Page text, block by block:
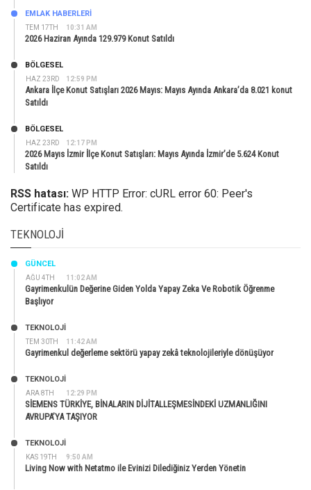
TEM 17TH 10:31 AM
EMLAK HABERLERI
2026 Haziran Ayında 129.979 Konut Satıldı
HAZ 23RD 12:59 PM
BÖLGESEL
Ankara İlçe Konut Satışları 2026 Mayıs: Mayıs Ayında Ankara’da 8.021 konut
Satıldı
HAZ 23RD 12:17 PM
BÖLGESEL
2026 Mayıs İzmir İlçe Konut Satışları: Mayıs Ayında İzmir’de 5.624 Konut
Satıldı
RSS hatası: WP HTTP Error: cURL error 60: Peer's
Certificate has expired.
TEKNOLOJI
AĞU 4TH 11:02 AM
GÜNCEL
Gayrimenkulün Değerine Giden Yolda Yapay Zeka Ve Robotik Öğrenme
Başlıyor
TEM 30TH 11:42 AM
TEKNOLOJİ
Gayrimenkul değerleme sektörü yapay zekâ teknolojileriyle dönüşüyor
ARA 8TH 12:29 PM
TEKNOLOJİ
SİEMENS TÜRKİYE, BİNALARIN DİJİTALLEŞMESİNDEKİ UZMANLIĞINI
AVRUPA’YA TAŞIYOR
KAS 19TH 9:50 AM
TEKNOLOJİ
Living Now with Netatmo ile Evinizi Dilediğiniz Yerden Yönetin